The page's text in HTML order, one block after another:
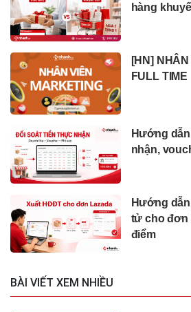
hàng
[HN]
FULL TIME
Hướng
nhận,
Hướng
tử cho đơn
điểm
BÀI VIẾT XEM NHIỀU